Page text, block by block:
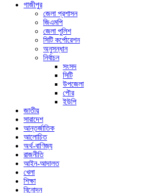
গাজীপুর
জেলা প্রশাসন
জিএমপি
জেলা পুলিশ
সিটি কর্পোরেশন
অনুসন্ধান
নির্বাচন
সংসদ
সিটি
উপজেলা
পৌর
ইউপি
জাতীয়
সারাদেশ
আন্তর্জাতিক
আলোচিত
অর্থ-বাণিজ্য
রাজনীতি
আইন-আদালত
খেলা
শিক্ষা
বিনোদন